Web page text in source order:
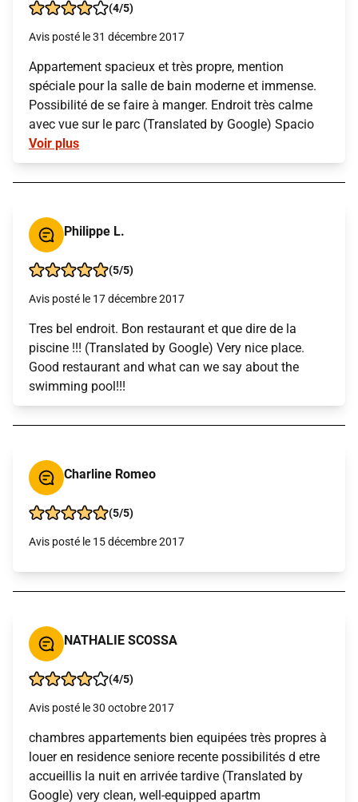
(4/5)
Avis posté le 31 décembre 2017
Appartement spacieux et très propre, mention
spéciale pour la salle de bain moderne et immense.
Possibilité de se faire à manger. Endroit très calme
avec vue sur le parc (Translated by Google) Spacio
Voir plus
Philippe L.
(5/5)
Avis posté le 17 décembre 2017
Tres bel endroit. Bon restaurant et que dire de la
piscine !!! (Translated by Google) Very nice place.
Good restaurant and what can we say about the
swimming pool!!!
Charline Romeo
(5/5)
Avis posté le 15 décembre 2017
NATHALIE SCOSSA
(4/5)
Avis posté le 30 octobre 2017
chambres appartements bien equipées très propres à
louer en residence seniore recente possibilités d etre
accueillis la nuit en arrivée tardive (Translated by
Google) very clean, well-equipped apartm